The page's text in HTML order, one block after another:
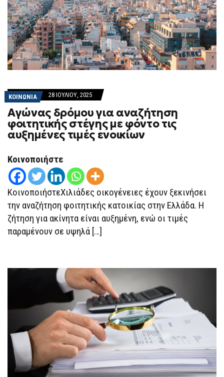
ΚΟΙΝΩΝΙΑ 28 ΙΟΥΛΊΟΥ, 2025
Αγώνας δρόμου για αναζήτηση
φοιτητικής στέγης με φόντο τις
αυξημένες τιμές ενοικίων
Κοινοποιήστε
ΚοινοποιήστεΧιλιάδες οικογένειες έχουν ξεκινήσει
την αναζήτηση φοιτητικής κατοικίας στην Ελλάδα. Η
ζήτηση για ακίνητα είναι αυξημένη, ενώ οι τιμές
παραμένουν σε υψηλά […]